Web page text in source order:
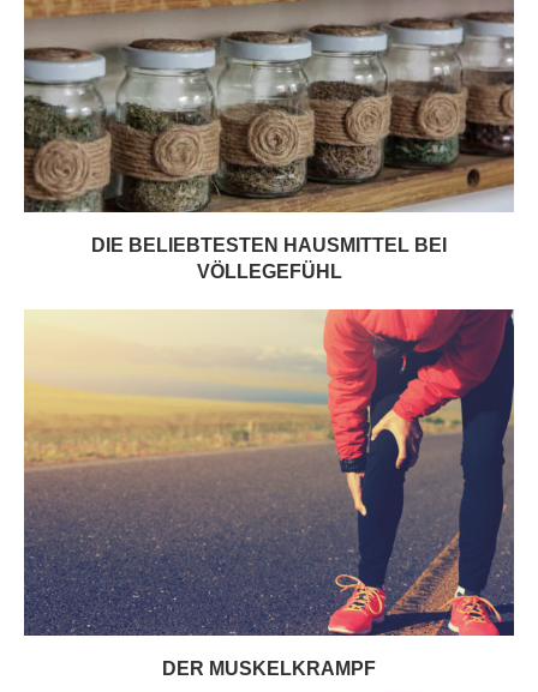
DIE BELIEBTESTEN HAUSMITTEL BEI
VÖLLEGEFÜHL
DER MUSKELKRAMPF